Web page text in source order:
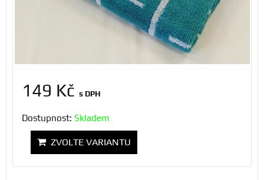
149 Kč s DPH
Dostupnost: Skladem
ZVOLTE VARIANTU